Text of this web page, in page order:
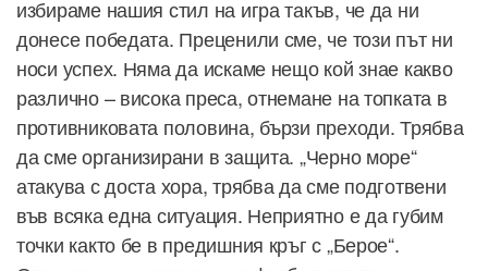
избираме нашия стил на игра такъв, че да ни
донесе победата. Преценили сме, че този път ни
носи успех. Няма да искаме нещо кой знае какво
различно – висока преса, отнемане на топката в
противниковата половина, бързи преходи. Трябва
да сме организирани в защита. „Черно море“
атакува с доста хора, трябва да сме подготвени
във всяка една ситуация. Неприятно е да губим
точки както бе в предишния кръг с „Берое“.